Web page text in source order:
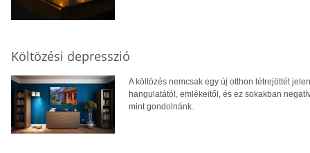
Költözési depresszió
A költözés nemcsak egy új otthon létrejöttét
hangulatától, emlékeitől, és ez sokakban
mint gondolnánk.